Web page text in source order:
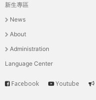
主
選
單
新生專區
News
About
Administration
Language Center
Service
Facebook Youtube